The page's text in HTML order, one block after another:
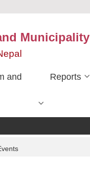
Municipality
and Reports